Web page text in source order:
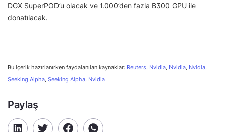
DGX SuperPOD’u olacak ve 1.000’den fazla B300 GPU ile
donatılacak.
Bu içerik hazırlanırken faydalanılan kaynaklar: Reuters, Nvidia, Nvidia, Nvidia,
Seeking Alpha, Seeking Alpha, Nvidia
Paylaş